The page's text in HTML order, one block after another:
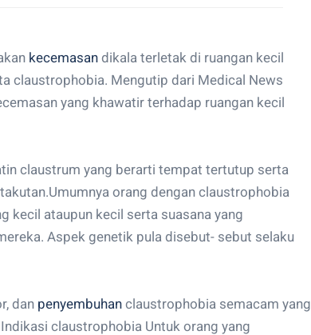
kecemasan dikala terletak di ruangan kecil
claustrophobia. Mengutip dari Medical News
yang khawatir terhadap ruangan kecil
claustrum yang berarti tempat tertutup serta
orang dengan claustrophobia
kecil ataupun kecil serta suasana yang
Aspek genetik pula disebut- sebut selaku
dan penyembuhan claustrophobia semacam yang
claustrophobia Untuk orang yang